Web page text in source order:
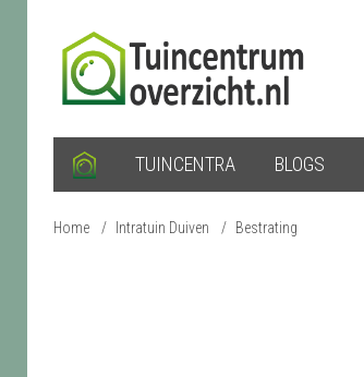
TUINCENTRA BLOGS
Home / Intratuin Duiven / Bestrating